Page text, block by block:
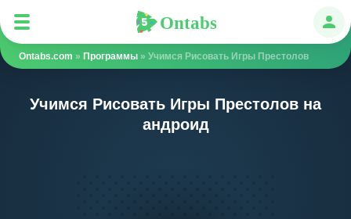
Ontabs
Ontabs.com » Программы » Учимся Рисовать Игры Престолов
Учимся Рисовать Игры Престолов на
андроид